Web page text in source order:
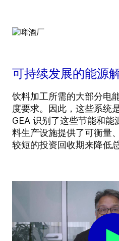
可持续发展的能源
饮料加工所需的大部分电
度要求。因此，这些系统
GEA 识别了这些节能和能
料生产设施提供了可衡量
较短的投资回收期来降低